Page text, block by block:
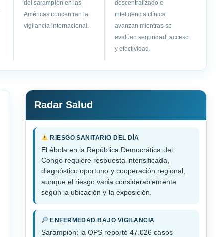
del sarampión en las
Américas concentran la
vigilancia internacional.
descentralizado e
inteligencia clínica
avanzan mientras se
evalúan seguridad, acceso
y efectividad.
Radar Salud
RIESGO SANITARIO DEL DÍA
El ébola en la República Democrática del
Congo requiere respuesta intensificada,
diagnóstico oportuno y cooperación regional,
aunque el riesgo varía considerablemente
según la ubicación y la exposición.
ENFERMEDAD BAJO VIGILANCIA
Sarampión: la OPS reportó 47.026 casos